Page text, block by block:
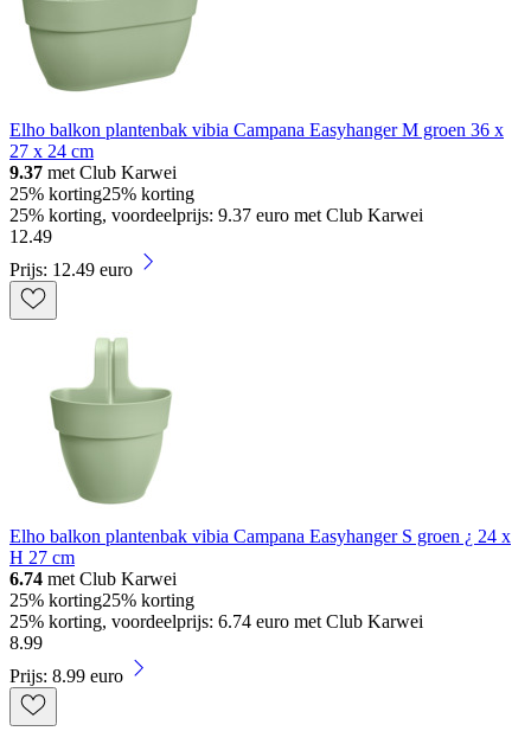
Elho balkon plantenbak vibia Campana Easyhanger M groen 36 x
27 x 24 cm
9.37 met Club Karwei
25% korting25% korting
25% korting, voordeelprijs: 9.37 euro met Club Karwei
12.49
Prijs: 12.49 euro
Elho balkon plantenbak vibia Campana Easyhanger S groen ¿ 24 x
H 27 cm
6.74 met Club Karwei
25% korting25% korting
25% korting, voordeelprijs: 6.74 euro met Club Karwei
8.99
Prijs: 8.99 euro